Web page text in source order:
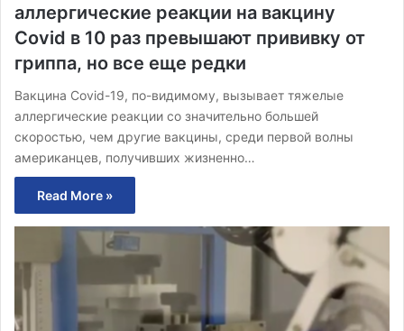
аллергические реакции на вакцину
Covid в 10 раз превышают прививку от
гриппа, но все еще редки
Вакцина Covid-19, по-видимому, вызывает тяжелые
аллергические реакции со значительно большей
скоростью, чем другие вакцины, среди первой волны
американцев, получивших жизненно…
Read More »